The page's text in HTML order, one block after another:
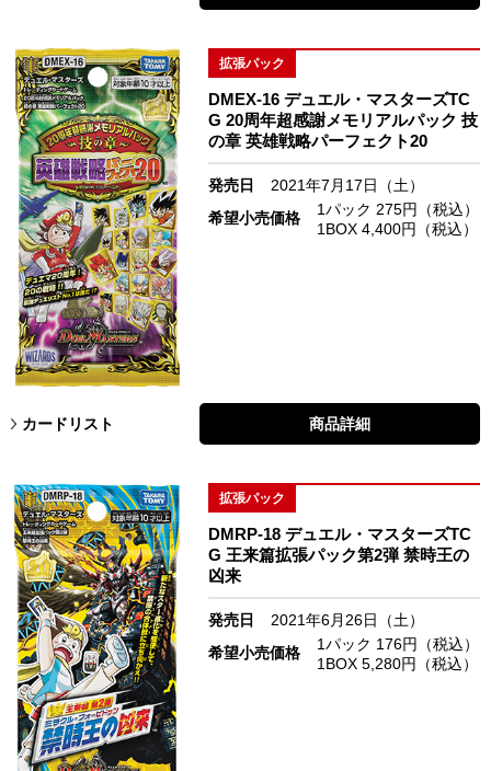
拡張パック
DMEX-16 デュエル・マスターズTC
G 20周年超感謝メモリアルパック 技
の章 英雄戦略パーフェクト20
発売日
2021年7月17日（土）
希望小売価格
1パック 275円（税込）
1BOX 4,400円（税込）
カードリスト 商品詳細
拡張パック
DMRP-18 デュエル・マスターズTC
G 王来篇拡張パック第2弾 禁時王の
凶来
発売日
2021年6月26日（土）
希望小売価格
1パック 176円（税込）
1BOX 5,280円（税込）